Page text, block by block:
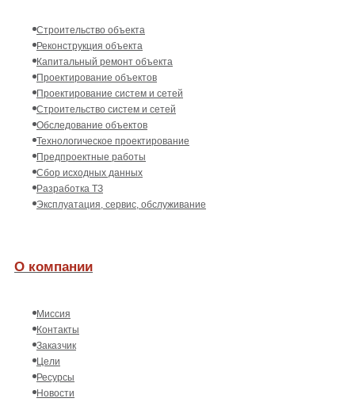
Строительство объекта
Реконструкция объекта
Капитальный ремонт объекта
Проектирование объектов
Проектирование систем и сетей
Строительство систем и сетей
Обследование объектов
Технологическое проектирование
Предпроектные работы
Сбор исходных данных
Разработка ТЗ
Эксплуатация, сервис, обслуживание
О компании
Миссия
Контакты
Заказчик
Цели
Ресурсы
Новости